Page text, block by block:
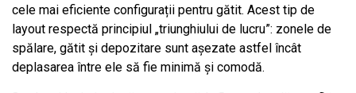
cele mai eficiente configurații pentru gătit. Acest tip de
layout respectă principiul „triunghiului de lucru”: zonele de
spălare, gătit și depozitare sunt așezate astfel încât
deplasarea între ele să fie minimă și comodă.